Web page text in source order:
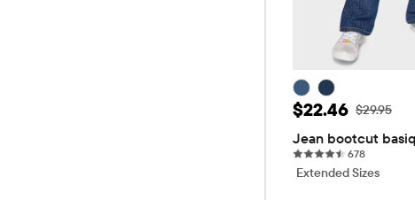
Prix ​​de vente:
$22.46 Prix
$29.95
Jean bootcut
678678 reviews
Extended Sizes